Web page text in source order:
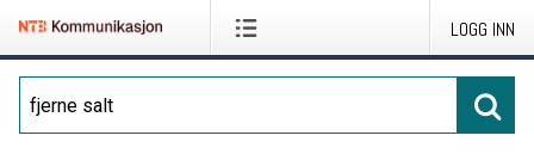
LOGG INN